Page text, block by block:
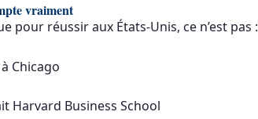
vraiment
pour réussir aux États-Unis, ce n’est pas :
Chicago
Harvard Business School